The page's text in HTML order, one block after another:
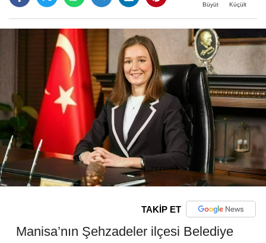
Büyüt Küçült
TAKİP ET
Manisa’nın Şehzadeler ilçesi Belediye